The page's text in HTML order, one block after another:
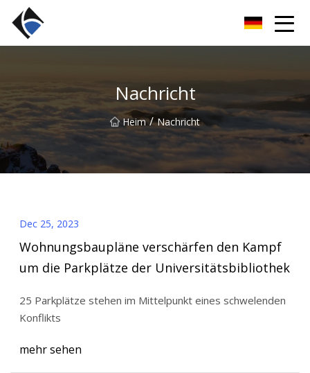
Nachricht
Heim / Nachricht
Dec 25, 2023
Wohnungsbaupläne verschärfen den Kampf
um die Parkplätze der Universitätsbibliothek
25 Parkplätze stehen im Mittelpunkt eines schwelenden
Konflikts
mehr sehen